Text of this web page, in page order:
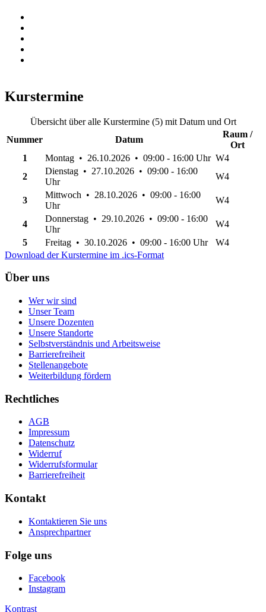
Kurstermine
Übersicht über alle Kurstermine (5) mit Datum und Ort
Nummer
Datum
Raum /
Ort
1
Montag • 26.10.2026 • 09:00 - 16:00 Uhr W4
2
Dienstag • 27.10.2026 • 09:00 - 16:00
Uhr
W4
3
Mittwoch • 28.10.2026 • 09:00 - 16:00
Uhr
W4
4
Donnerstag • 29.10.2026 • 09:00 - 16:00
Uhr
W4
5
Freitag • 30.10.2026 • 09:00 - 16:00 Uhr
W4
Download der Kurstermine im .ics-Format
Über uns
Wer wir sind
Unser Team
Unsere Dozenten
Unsere Standorte
Selbstverständnis und Arbeitsweise
Barrierefreiheit
Stellenangebote
Weiterbildung fördern
Rechtliches
AGB
Impressum
Datenschutz
Widerruf
Widerrufsformular
Barrierefreiheit
Kontakt
Kontaktieren Sie uns
Ansprechpartner
Folge uns
Facebook
Instagram
Kontrast